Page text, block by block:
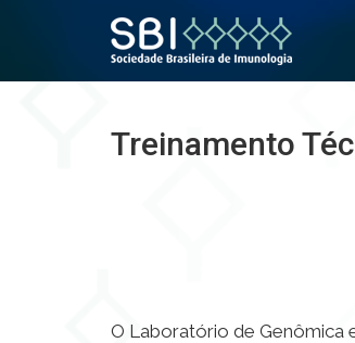
Treinamento
O Laboratório de Genômica